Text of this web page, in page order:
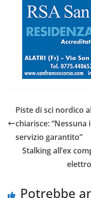
Piste di sci nordico
chiarisce:
servizio garantito”
Stalking all’ex
Potrebbe